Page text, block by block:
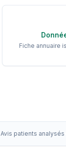
Fiche annuaire
Avis patients analysés